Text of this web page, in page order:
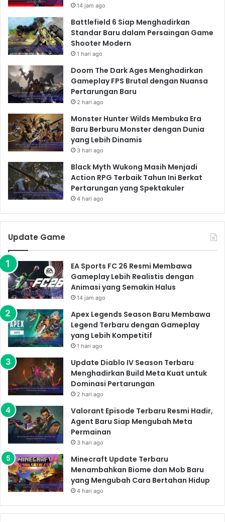
14 jam ago
Battlefield 6 Siap Menghadirkan
Standar Baru dalam Persaingan Game
Shooter Modern
1 hari ago
Doom The Dark Ages Menghadirkan
Gameplay FPS Brutal dengan Nuansa
Pertarungan Baru
2 hari ago
Monster Hunter Wilds Membuka Era
Baru Berburu Monster dengan Dunia
yang Lebih Dinamis
3 hari ago
Black Myth Wukong Masih Menjadi
Action RPG Terbaik Tahun Ini Berkat
Pertarungan yang Spektakuler
4 hari ago
Update Game
EA Sports FC 26 Resmi Membawa
Gameplay Lebih Realistis dengan
Animasi yang Semakin Halus
14 jam ago
Apex Legends Season Baru Membawa
Legend Terbaru dengan Gameplay
yang Lebih Kompetitif
1 hari ago
Update Diablo IV Season Terbaru
Menghadirkan Build Meta Kuat untuk
Dominasi Pertarungan
2 hari ago
Valorant Episode Terbaru Resmi Hadir,
Agent Baru Siap Mengubah Meta
Permainan
3 hari ago
Minecraft Update Terbaru
Menambahkan Biome dan Mob Baru
yang Mengubah Cara Bertahan Hidup
4 hari ago